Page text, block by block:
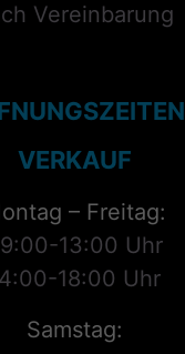
Vereinbarung
VERKAUF
– Freitag:
13:00 Uhr
18:00 Uhr
Samstag: